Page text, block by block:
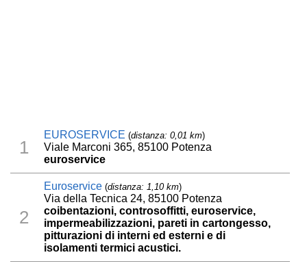
1
EUROSERVICE (distanza: 0,01 km)
Viale Marconi 365, 85100 Potenza
euroservice
2
Euroservice (distanza: 1,10 km)
Via della Tecnica 24, 85100 Potenza
coibentazioni, controsoffitti, euroservice,
impermeabilizzazioni, pareti in cartongesso,
pitturazioni di interni ed esterni e di
isolamenti termici acustici.